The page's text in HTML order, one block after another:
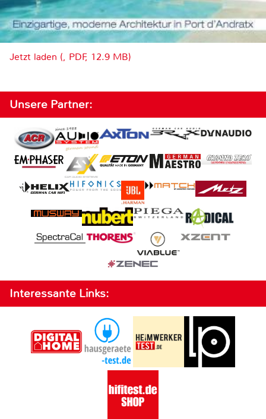
Jetzt laden (, PDF, 12.9 MB)
Unsere Partner:
Interessante Links: